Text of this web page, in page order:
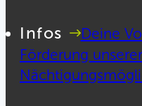
Infos
Deine
Förderung